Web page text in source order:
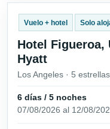
Vuelo + hotel Solo
Hotel Figueroa,
Hyatt
Los Angeles · 5
6 días / 5 noches
07/08/2026 al 12/08/